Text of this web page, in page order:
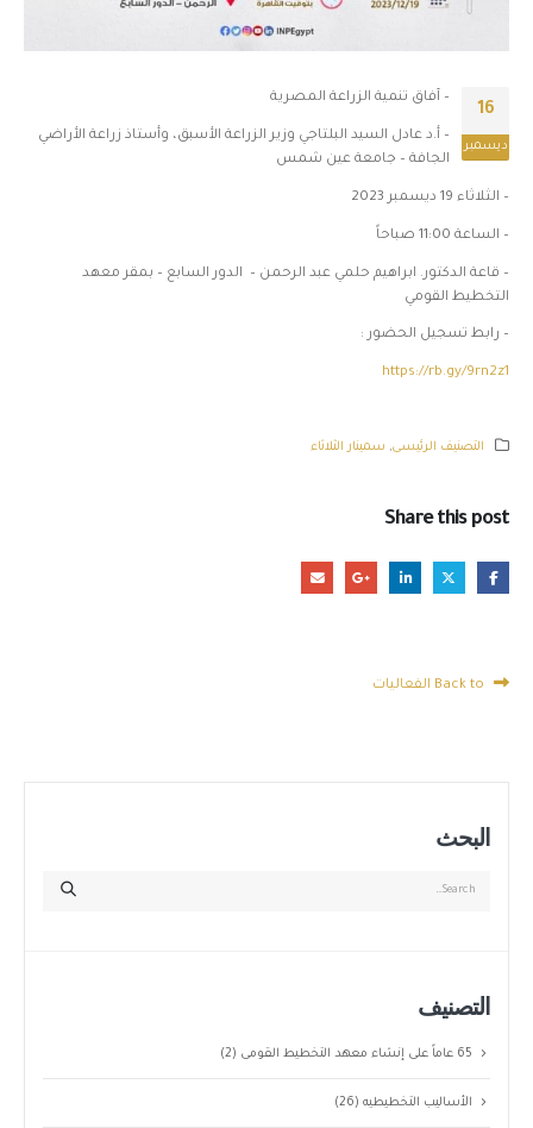
16
ديسمبر
– آفاق تنمية الزراعة المصرية
– أ.د عادل السيد البلتاجي وزير الزراعة الأسبق، وأستاذ زراعة الأراضي
الجافة – جامعة عين شمس
– الثلاثاء 19 ديسمبر 2023
– الساعة 11:00 صباحاً
– قاعة الدكتور. ابراهيم حلمي عبد الرحمن – الدور السابع – بمقر معهد
التخطيط القومي
– رابط تسجيل الحضور :
https://rb.gy/9rn2z1
التصنيف الرئيسى, سمينار الثلاثاء
Share this post
البحث
التصنيف
65 عاماً على إنشاء معهد التخطيط القومى (2)
الأساليب التخطيطيه(26)